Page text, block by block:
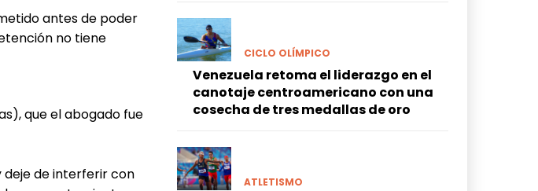
antes de poder
no tiene
que el abogado fue
deje de interferir con
CICLO OLÍMPICO
Venezuela retoma el liderazgo en el
canotaje centroamericano con una
cosecha de tres medallas de oro
ATLETISMO